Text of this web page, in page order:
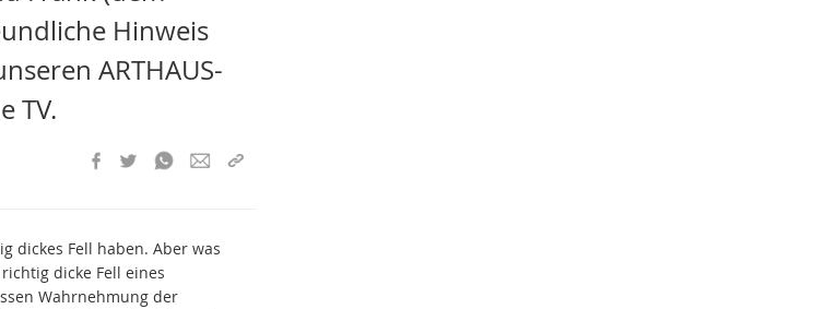
Hinweis
ARTHAUS-
TV.
dickes Fell haben. Aber was
dicke Fell eines
Wahrnehmung der